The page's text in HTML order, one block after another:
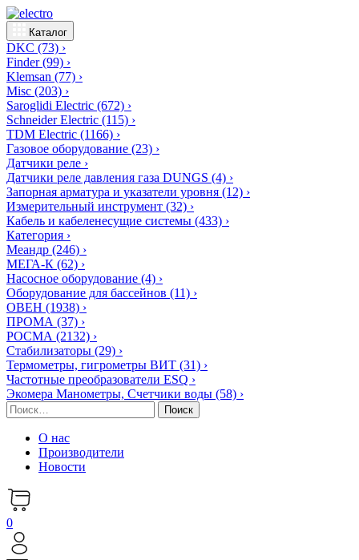
Каталог
DKC (73) ›
Finder(99) ›
Klemsan (77) ›
Misc (203) ›
Saroglidi Electric (672) ›
Schneider Electric (115) ›
TDM Electric (1166) ›
Газовое оборудование (23) ›
Датчики реле ›
Датчики реле давления газа DUNGS (4) ›
Запорная арматура и указатели уровня (12) ›
Измерительный инструмент (32) ›
Кабель и кабеленесущие системы (433) ›
Категория ›
Меандр (246) ›
МЕГА-К (62) ›
Насосное оборудование (4) ›
Оборудование для бассейнов (11) ›
ОВЕН (1938) ›
ПРОМА (37) ›
РОСМА (2132) ›
Стабилизаторы (29) ›
Термометры, гигрометры ВИТ (31) ›
Частотные преобразователи ESQ ›
Экомера Манометры, Счетчики воды (58) ›
Найти:
О нас
Производители
Новости
0